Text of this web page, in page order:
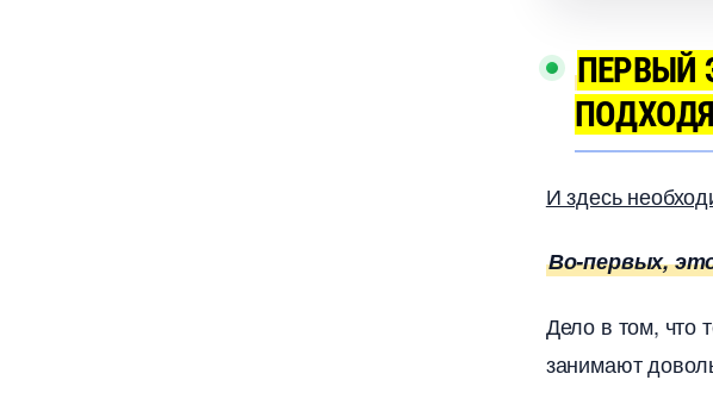
ПЕРВЫЙ
И здесь
о-первых,
Дело в том, что
занимают